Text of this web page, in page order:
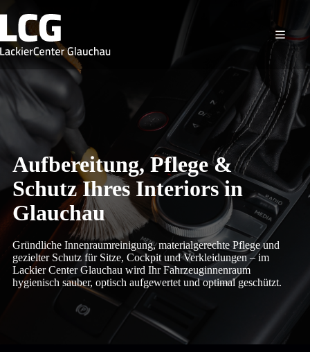
Inhalt
springen
Aufbereitung, Pflege &
Schutz Ihres Interiors in
Glauchau
Gründliche Innenraumreinigung, materialgerechte Pflege und
gezielter Schutz für Sitze, Cockpit und Verkleidungen – im
Lackier Center Glauchau wird Ihr Fahrzeuginnenraum
hygienisch sauber, optisch aufgewertet und optimal geschützt.